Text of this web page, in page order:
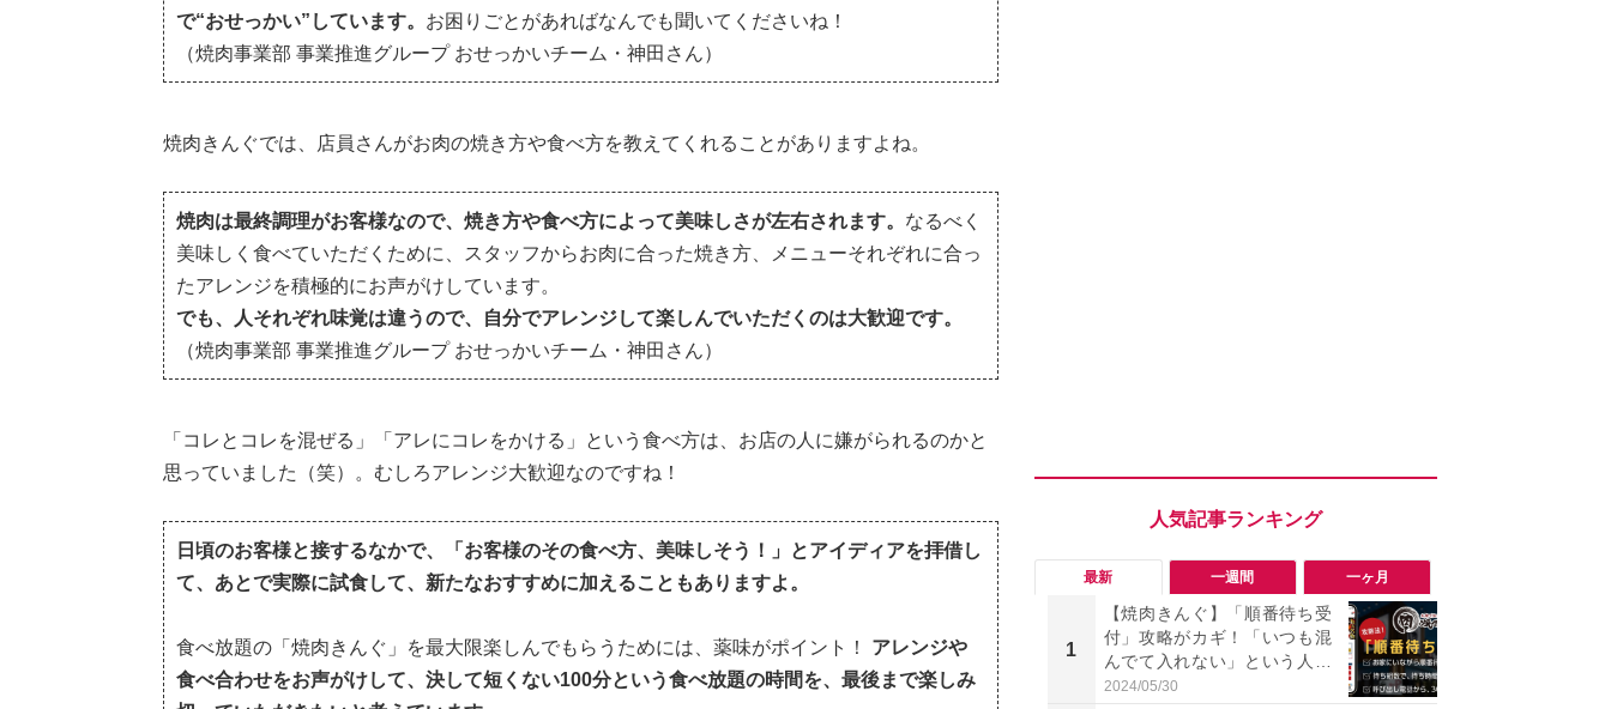
で“おせっかい”しています。 お困りごとがあればなんでも聞いてくださいね！
（焼肉事業部 事業推進グループ おせっかいチーム・神田さん）
焼肉きんぐでは、店員さんがお肉の焼き方や食べ方を教えてくれることがありますよね。
焼肉は最終調理がお客様なので、焼き方や食べ方によって美味しさが左右されます。 なるべく
美味しく食べていただくために、スタッフからお肉に合った焼き方、メニューそれぞれに合っ
たアレンジを積極的にお声がけしています。
でも、人それぞれ味覚は違うので、自分でアレンジして楽しんでいただくのは大歓迎です。
（焼肉事業部 事業推進グループ おせっかいチーム・神田さん）
「コレとコレを混ぜる」「アレにコレをかける」という食べ方は、お店の人に嫌がられるのかと
思っていました（笑）。むしろアレンジ大歓迎なのですね！
日頃のお客様と接するなかで、「お客様のその食べ方、美味しそう！」とアイディアを拝借し
て、あとで実際に試食して、新たなおすすめに加えることもありますよ。
食べ放題の「焼肉きんぐ」を最大限楽しんでもらうためには、薬味がポイント！ アレンジや
食べ合わせをお声がけして、決して短くない100分という食べ放題の時間を、最後まで楽しみ
最新 一週間 一ヶ月
1
【焼肉きんぐ】「順番待ち受
付」攻略がカギ！「いつも混
んでて入れない」という人が
知らない裏技や予約のコツを
2024/05/30